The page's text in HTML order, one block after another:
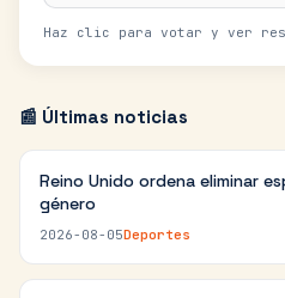
Haz clic para votar y ver
📰 Últimas noticias
Reino Unido ordena eliminar
género
2026-08-05Deportes